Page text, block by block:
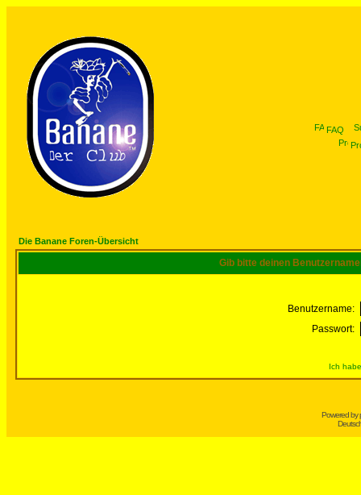
FAQ
Die Banane Foren-Übersicht
Gib bitte deinen
Benutzername:
Passwort:
Ich
Powered by